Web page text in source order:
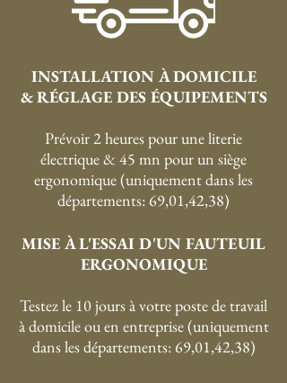
INSTALLATION À DOMICILE
& RÉGLAGE DES ÉQUIPEMENTS
Prévoir 2 heures pour une literie
électrique & 45 mn pour un siège
ergonomique (uniquement dans les
départements: 69,01,42,38)
MISE À L'ESSAI D'UN FAUTEUIL
ERGONOMIQUE
Testez le 10 jours à votre poste de travail
à domicile ou en entreprise (uniquement
dans les départements: 69,01,42,38)